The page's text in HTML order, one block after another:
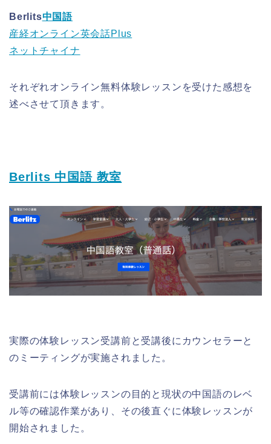
Berlits中国語
産経オンライン英会話Plus
ネットチャイナ
それぞれオンライン無料体験レッスンを受けた感想を
述べさせて頂きます。
Berlits 中国語 教室
実際の体験レッスン受講前と受講後にカウンセラーと
のミーティングが実施されました。
受講前には体験レッスンの目的と現状の中国語のレベ
ル等の確認作業があり、その後直ぐに体験レッスンが
開始されました。